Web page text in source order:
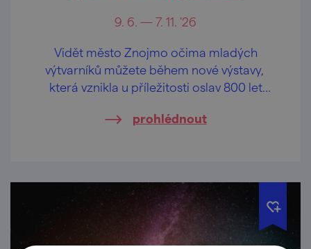
9. 6. — 7. 11. '26
Vidět město Znojmo očima mladých
výtvarníků můžete během nové výstavy,
která vznikla u příležitosti oslav 800 let
prohlédnout